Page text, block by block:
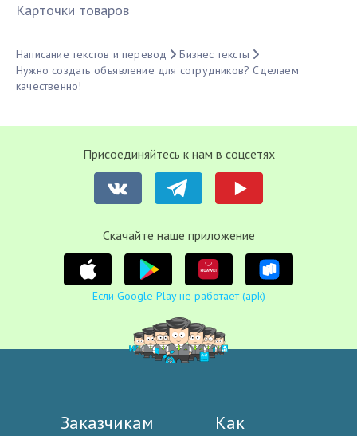
Карточки товаров
Написание текстов и перевод
Бизнес тексты
Нужно создать объявление для сотрудников? Сделаем
качественно!
Присоединяйтесь к нам в соцсетях
Cкачайте наше приложение
Если Google Play не работает (apk)
Заказчикам
Как